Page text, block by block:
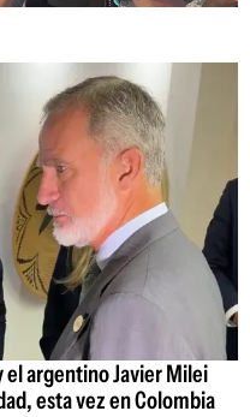
el argentino Javier Milei
esta vez en Colombia